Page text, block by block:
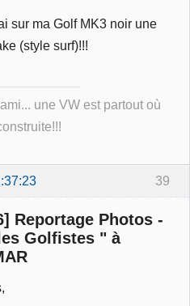
sur ma Golf MK3 noir une
(style surf)!!!
une VW est partout où
39
Reportage Photos -
Golfistes " à